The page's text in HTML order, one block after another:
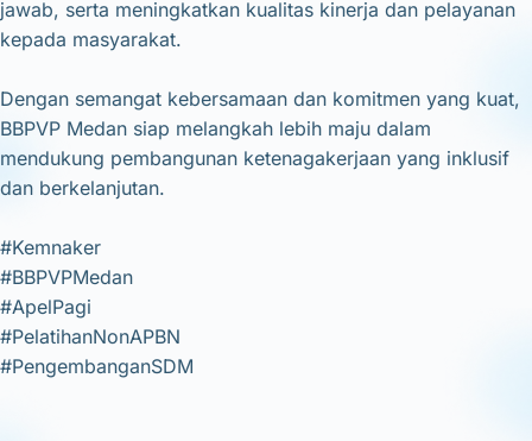
jawab, serta meningkatkan kualitas kinerja dan pelayanan
kepada masyarakat.
Dengan semangat kebersamaan dan komitmen yang kuat,
BBPVP Medan siap melangkah lebih maju dalam
mendukung pembangunan ketenagakerjaan yang inklusif
dan berkelanjutan.
#Kemnaker
#BBPVPMedan
#ApelPagi
#PelatihanNonAPBN
#PengembanganSDM